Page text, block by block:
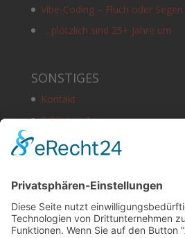
Vibe-Coding – Fluch oder Segen.
… plötzlich sind 25+ Jahre um
SONSTIGES
Kontakt
Schlagworte
Impressum
Copyright
HOSTING